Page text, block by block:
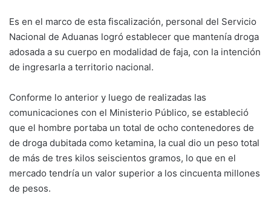
Es en el marco de esta fiscalización, personal del Servicio
Nacional de Aduanas logró establecer que mantenía droga
adosada a su cuerpo en modalidad de faja, con la intención
de ingresarla a territorio nacional.
Conforme lo anterior y luego de realizadas las
comunicaciones con el Ministerio Público, se estableció
que el hombre portaba un total de ocho contenedores de
de droga dubitada como ketamina, la cual dio un peso total
de más de tres kilos seiscientos gramos, lo que en el
mercado tendría un valor superior a los cincuenta millones
de pesos.